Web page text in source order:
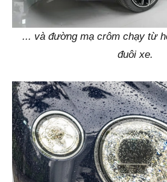
... và đường mạ crôm chạy từ
đuôi xe.